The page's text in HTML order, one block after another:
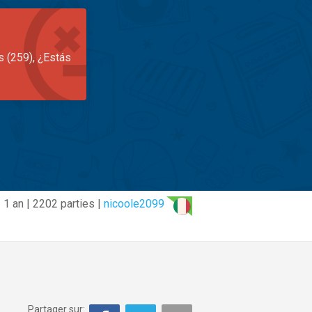
(259), ¿Estás
1 an | 2202 parties | nicoole2099
Partager sur: